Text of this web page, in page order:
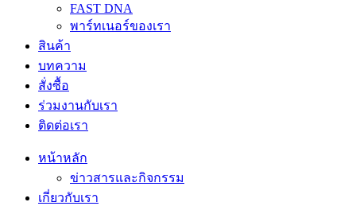
FAST DNA
พาร์ทเนอร์ของเรา
สินค้า
บทความ
สั่งซื้อ
ร่วมงานกับเรา
ติดต่อเรา
หน้าหลัก
ข่าวสารและกิจกรรม
เกี่ยวกับเรา